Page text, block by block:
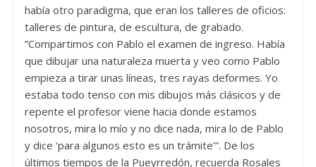
había otro paradigma, que eran los talleres de oficios:
talleres de pintura, de escultura, de grabado.
”Compartimos con Pablo el examen de ingreso. Había
que dibujar una naturaleza muerta y veo como Pablo
empieza a tirar unas líneas, tres rayas deformes. Yo
estaba todo tenso con mis dibujos más clásicos y de
repente el profesor viene hacia donde estamos
nosotros, mira lo mío y no dice nada, mira lo de Pablo
y dice ‘para algunos esto es un trámite’”. De los
últimos tiempos de la Pueyrredón, recuerda Rosales